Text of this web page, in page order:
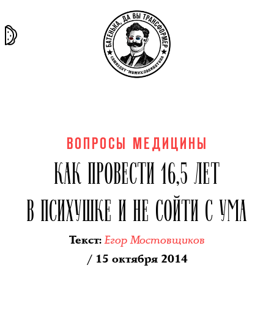
ВОПРОСЫ МЕДИЦИНЫ
КАК ПРОВЕСТИ 16,5 ЛЕТ
В ПСИХУШКЕ И НЕ СОЙТИ С УМА
Текст:Егор Мостовщиков
/ 15 октября 2014